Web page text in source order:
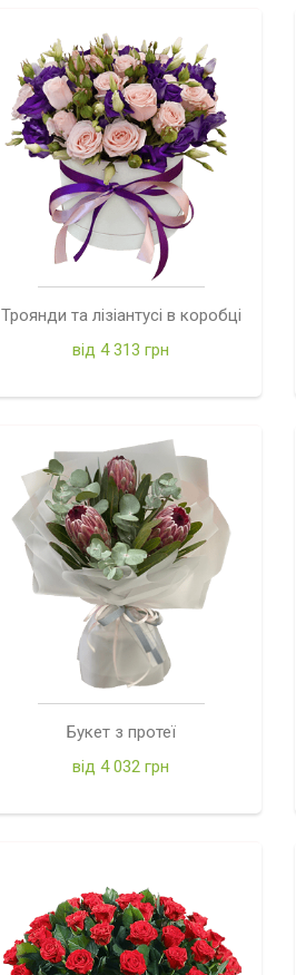
Троянди та лізіантусі в коробці
від 4 313 грн
Букет з протеї
від 4 032 грн